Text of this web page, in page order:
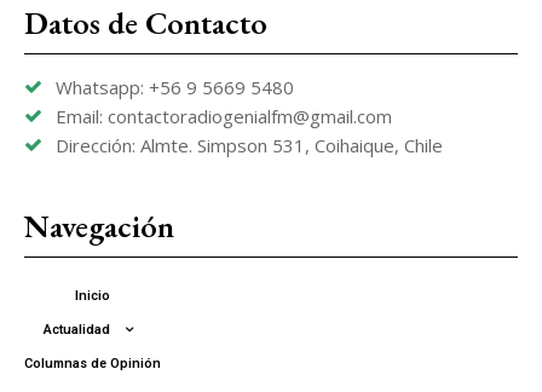
Datos de Contacto
Whatsapp: +56 9 5669 5480
Email: contactoradiogenialfm@gmail.com
Dirección: Almte. Simpson 531, Coihaique, Chile
Navegación
Inicio
Actualidad
Columnas de Opinión